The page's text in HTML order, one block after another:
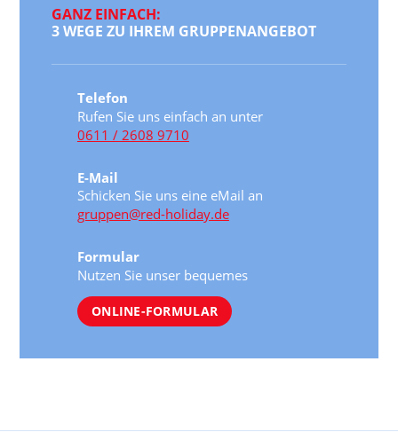
GANZ EINFACH:
3 WEGE ZU IHREM GRUPPENANGEBOT
Telefon
Rufen Sie uns einfach an unter
0611 / 2608 9710
E-Mail
Schicken Sie uns eine eMail an
gruppen@red-holiday.de
Formular
Nutzen Sie unser bequemes
ONLINE-FORMULAR